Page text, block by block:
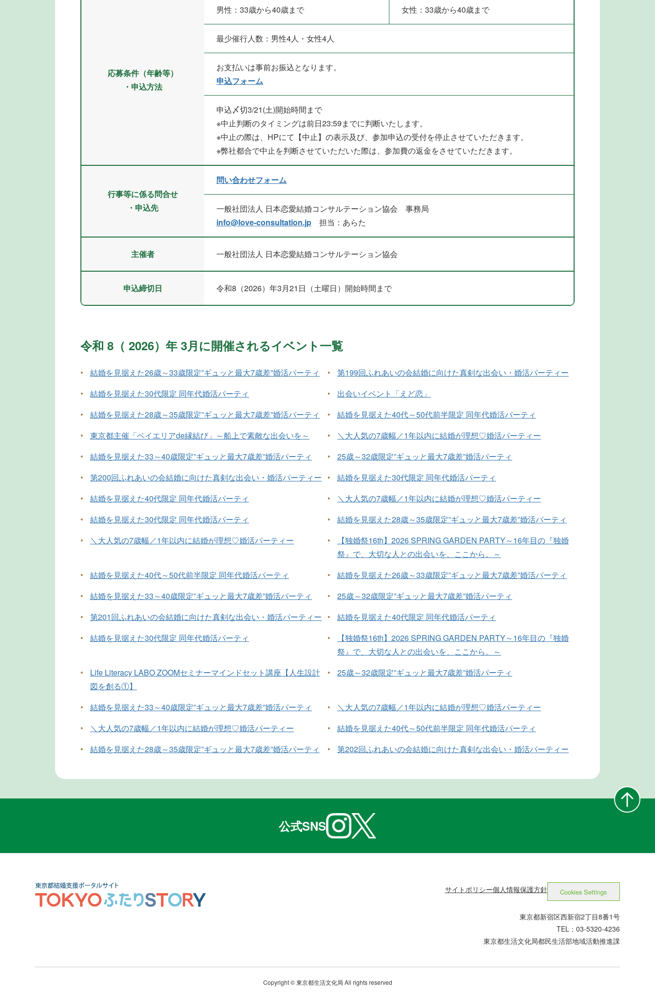
応募条件（年齢等）
・申込方法
男性：33歳から40歳まで 女性：33歳から40歳まで
最少催行人数：男性4人・女性4人
お支払いは事前お振込となります。
申込フォーム
申込〆切3/21(土)開始時間まで
※中止判断のタイミングは前日23:59までに判断いたします。
※中止の際は、HPにて【中止】の表示及び、参加申込の受付を停止させていただきます。
※弊社都合で中止を判断させていただいた際は、参加費の返金をさせていただきます。
行事等に係る問合せ
・申込先
問い合わせフォーム
一般社団法人 日本恋愛結婚コンサルテーション協会 事務局
info@love-consultation.jp 担当：あらた
主催者 一般社団法人 日本恋愛結婚コンサルテーション協会
申込締切日 令和8（2026）年3月21日（土曜日）開始時間まで
令和 8（ 2026）年 3月に開催されるイベント一覧
• 結婚を見据えた26歳～33歳限定”ギュッと最大7歳差”婚活パーティ •
第199回ふれあいの会結婚に向けた真剣な出会い・婚活パーティー
•
結婚を見据えた30代限定 同年代婚活パーティ •
出会いイベント「えど恋」
•
結婚を見据えた28歳～35歳限定”ギュッと最大7歳差”婚活パーティ •
結婚を見据えた40代～50代前半限定 同年代婚活パーティ
•
東京都主催「ベイエリアde縁結び」～船上で素敵な出会いを～ •
＼大人気の7歳幅／1年以内に結婚が理想♡婚活パーティー
•
結婚を見据えた33～40歳限定”ギュッと最大7歳差”婚活パーティ •
25歳～32歳限定”ギュッと最大7歳差”婚活パーティ
•
第200回ふれあいの会結婚に向けた真剣な出会い・婚活パーティー •
結婚を見据えた30代限定 同年代婚活パーティ
•
結婚を見据えた40代限定 同年代婚活パーティ •
＼大人気の7歳幅／1年以内に結婚が理想♡婚活パーティー
•
結婚を見据えた30代限定 同年代婚活パーティ •
結婚を見据えた28歳～35歳限定”ギュッと最大7歳差”婚活パーティ
•
＼大人気の7歳幅／1年以内に結婚が理想♡婚活パーティー •
【独婚祭16th】2026 SPRING GARDEN PARTY～16年目の『独婚
祭』で、大切な人との出会いを、ここから。～
•
結婚を見据えた40代～50代前半限定 同年代婚活パーティ •
結婚を見据えた26歳～33歳限定”ギュッと最大7歳差”婚活パーティ
•
結婚を見据えた33～40歳限定”ギュッと最大7歳差”婚活パーティ •
25歳～32歳限定”ギュッと最大7歳差”婚活パーティ
•
第201回ふれあいの会結婚に向けた真剣な出会い・婚活パーティー •
結婚を見据えた40代限定 同年代婚活パーティ
•
結婚を見据えた30代限定 同年代婚活パーティ •
【独婚祭16th】2026 SPRING GARDEN PARTY～16年目の『独婚
祭』で、大切な人との出会いを、ここから。～
•
Life Literacy LABO ZOOMセミナーマインドセット講座【人生設計
図を創る①】
• 25歳～32歳限定”ギュッと最大7歳差”婚活パーティ
• 結婚を見据えた33～40歳限定”ギュッと最大7歳差”婚活パーティ •
＼大人気の7歳幅／1年以内に結婚が理想♡婚活パーティー
•
＼大人気の7歳幅／1年以内に結婚が理想♡婚活パーティー •
結婚を見据えた40代～50代前半限定 同年代婚活パーティ
•
結婚を見据えた28歳～35歳限定”ギュッと最大7歳差”婚活パーティ • 第202回ふれあいの会結婚に向けた真剣な出会い・婚活パーティー
公式SNS
サイトポリシー個人情報保護方針 Cookies Settings
東京都新宿区西新宿2丁目8番1号
TEL：03-5320-4236
東京都生活文化局都民生活部地域活動推進課
Copyright © 東京都生活文化局 All rights reserved